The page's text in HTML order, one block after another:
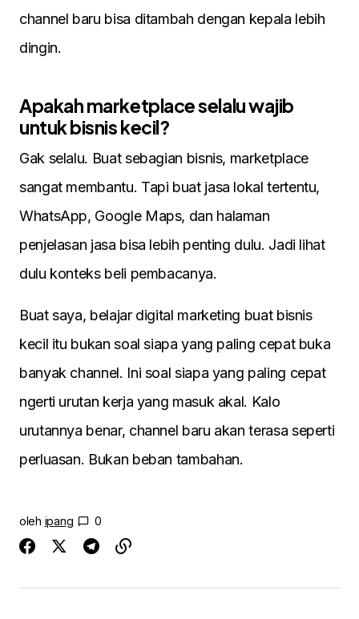
channel baru bisa ditambah dengan kepala lebih
dingin.
Apakah marketplace selalu wajib
untuk bisnis kecil?
Gak selalu. Buat sebagian bisnis, marketplace
sangat membantu. Tapi buat jasa lokal tertentu,
WhatsApp, Google Maps, dan halaman
penjelasan jasa bisa lebih penting dulu. Jadi lihat
dulu konteks beli pembacanya.
Buat saya, belajar digital marketing buat bisnis
kecil itu bukan soal siapa yang paling cepat buka
banyak channel. Ini soal siapa yang paling cepat
ngerti urutan kerja yang masuk akal. Kalo
urutannya benar, channel baru akan terasa seperti
perluasan. Bukan beban tambahan.
oleh ipang 0